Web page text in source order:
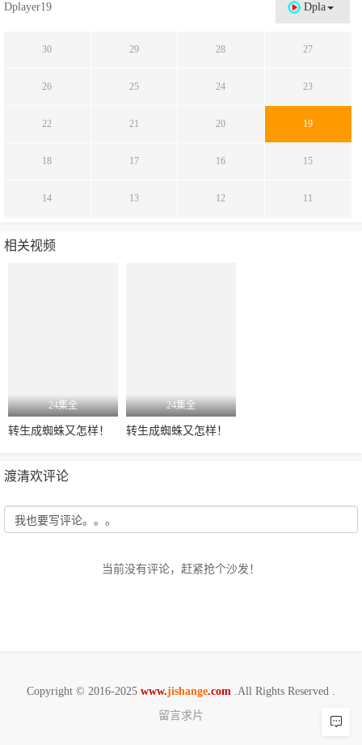
Dpla
Dplayer19
30 29 28 27
26 25 24 23
22 21 20 19
18 17 16 15
14 13 12 11
相关视频
24集全
转生成蜘蛛又怎样！
24集全
转生成蜘蛛又怎样！
渡清欢评论
当前没有评论，赶紧抢个沙发！
Copyright © 2016-2025 www.jishange.com .All Rights Reserved .
留言求片
